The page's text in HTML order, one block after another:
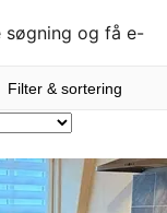
søgning og få e-
Filter & sortering